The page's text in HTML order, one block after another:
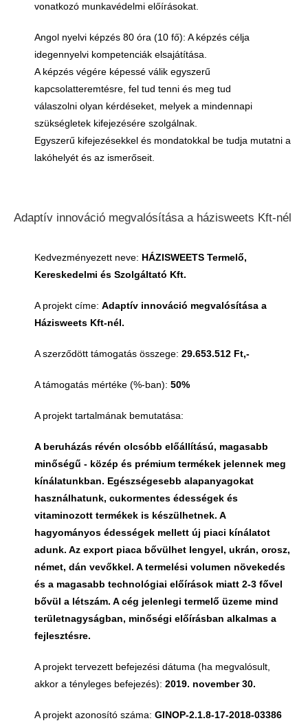
vonatkozó munkavédelmi előírásokat.
Angol nyelvi képzés 80 óra (10 fő): A képzés célja
idegennyelvi kompetenciák elsajátítása.
A képzés végére képessé válik egyszerű
kapcsolatteremtésre, fel tud tenni és meg tud
válaszolni olyan kérdéseket, melyek a mindennapi
szükségletek kifejezésére szolgálnak.
Egyszerű kifejezésekkel és mondatokkal be tudja mutatni a
lakóhelyét és az ismerőseit.
Adaptív innováció megvalósítása a házisweets Kft-nél
Kedvezményezett neve: HÁZISWEETS Termelő,
Kereskedelmi és Szolgáltató Kft.
A projekt címe: Adaptív innováció megvalósítása a
Házisweets Kft-nél.
A szerződött támogatás összege: 29.653.512 Ft,-
A támogatás mértéke (%-ban): 50%
A projekt tartalmának bemutatása:
A beruházás révén olcsóbb előállítású, magasabb
minőségű - közép és prémium termékek jelennek meg
kínálatunkban. Egészségesebb alapanyagokat
használhatunk, cukormentes édességek és
vitaminozott termékek is készülhetnek. A
hagyományos édességek mellett új piaci kínálatot
adunk. Az export piaca bővülhet lengyel, ukrán, orosz,
német, dán vevőkkel. A termelési volumen növekedés
és a magasabb technológiai előírások miatt 2-3 fővel
bővül a létszám. A cég jelenlegi termelő üzeme mind
területnagyságban, minőségi előírásban alkalmas a
fejlesztésre.
A projekt tervezett befejezési dátuma (ha megvalósult,
akkor a tényleges befejezés): 2019. november 30.
A projekt azonosító száma: GINOP-2.1.8-17-2018-03386